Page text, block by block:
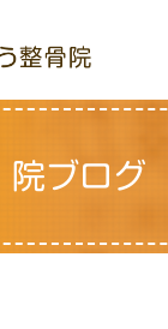
院ブログ